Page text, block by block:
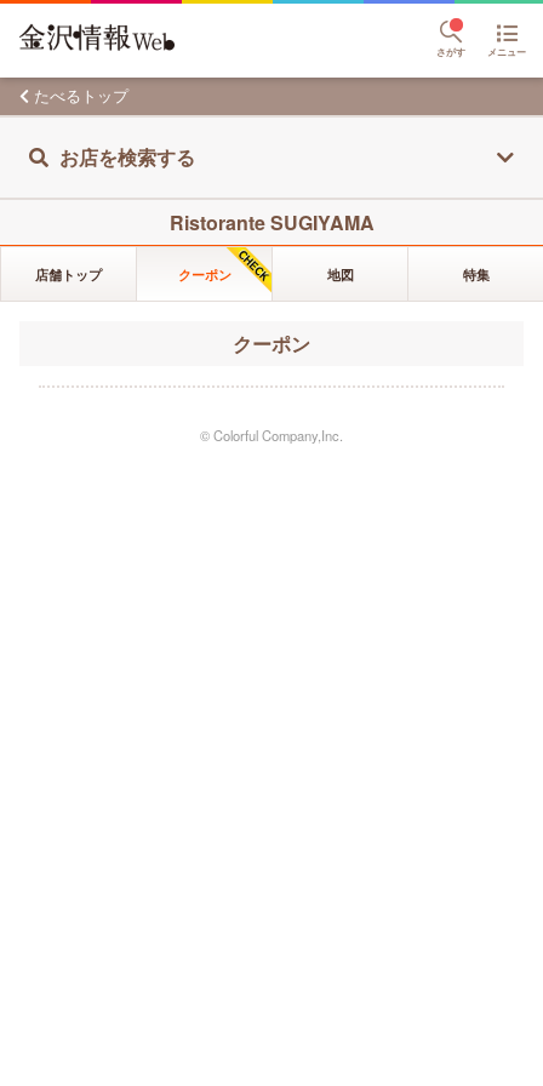
さがす メニュー
たべるトップ
お店を検索する
Ristorante SUGIYAMA
店舗トップ クーポン 地図 特集
クーポン
© Colorful Company,Inc.